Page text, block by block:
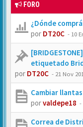
FORO
¿Dónde
por DT20C - 10
etiquetado
por DT20C - 21 Nov
Cambiar
porvaldepe18 -
Correa de